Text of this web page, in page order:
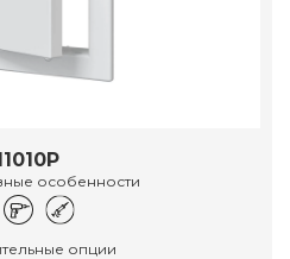
особенности
опции